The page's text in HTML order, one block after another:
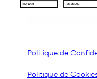
Politique de
Politique de